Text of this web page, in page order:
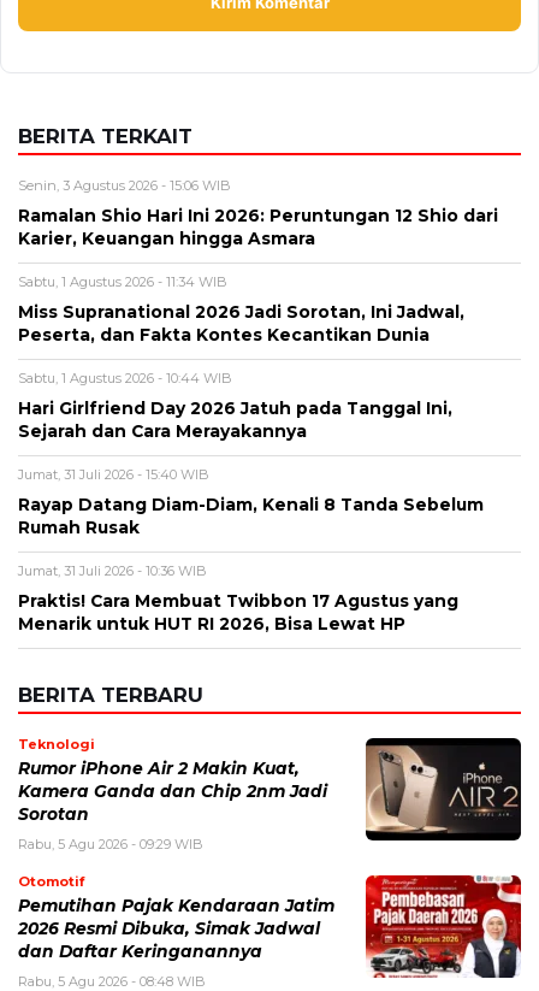
BERITA TERKAIT
Senin, 3 Agustus 2026 - 15:06 WIB
Ramalan Shio Hari Ini 2026: Peruntungan 12 Shio dari
Karier, Keuangan hingga Asmara
Sabtu, 1 Agustus 2026 - 11:34 WIB
Miss Supranational 2026 Jadi Sorotan, Ini Jadwal,
Peserta, dan Fakta Kontes Kecantikan Dunia
Sabtu, 1 Agustus 2026 - 10:44 WIB
Hari Girlfriend Day 2026 Jatuh pada Tanggal Ini,
Sejarah dan Cara Merayakannya
Jumat, 31 Juli 2026 - 15:40 WIB
Rayap Datang Diam-Diam, Kenali 8 Tanda Sebelum
Rumah Rusak
Jumat, 31 Juli 2026 - 10:36 WIB
Praktis! Cara Membuat Twibbon 17 Agustus yang
Menarik untuk HUT RI 2026, Bisa Lewat HP
BERITA TERBARU
Teknologi
Rumor iPhone Air 2 Makin Kuat,
Kamera Ganda dan Chip 2nm Jadi
Sorotan
Rabu, 5 Agu 2026 - 09:29 WIB
Otomotif
Pemutihan Pajak Kendaraan Jatim
2026 Resmi Dibuka, Simak Jadwal
dan Daftar Keringanannya
Rabu, 5 Agu 2026 - 08:48 WIB